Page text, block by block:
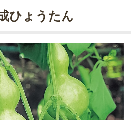
ひょうたん